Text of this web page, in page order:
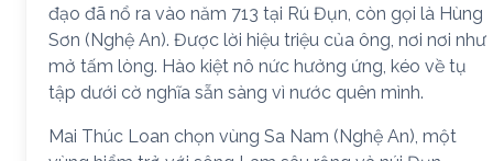
đạo đã nổ ra vào năm 713 tại Rú Đụn, còn gọi là Hùng
Sơn (Nghệ An). Được lời hiệu triệu của ông, nơi nơi như
mở tấm lòng. Hào kiệt nô nức hưởng ứng, kéo về tụ
tập dưới cờ nghĩa sẵn sàng vì nước quên mình.
Mai Thúc Loan chọn vùng Sa Nam (Nghệ An), một